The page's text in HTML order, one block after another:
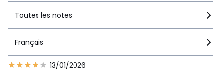
Toutes les notes
Français
13/01/2026